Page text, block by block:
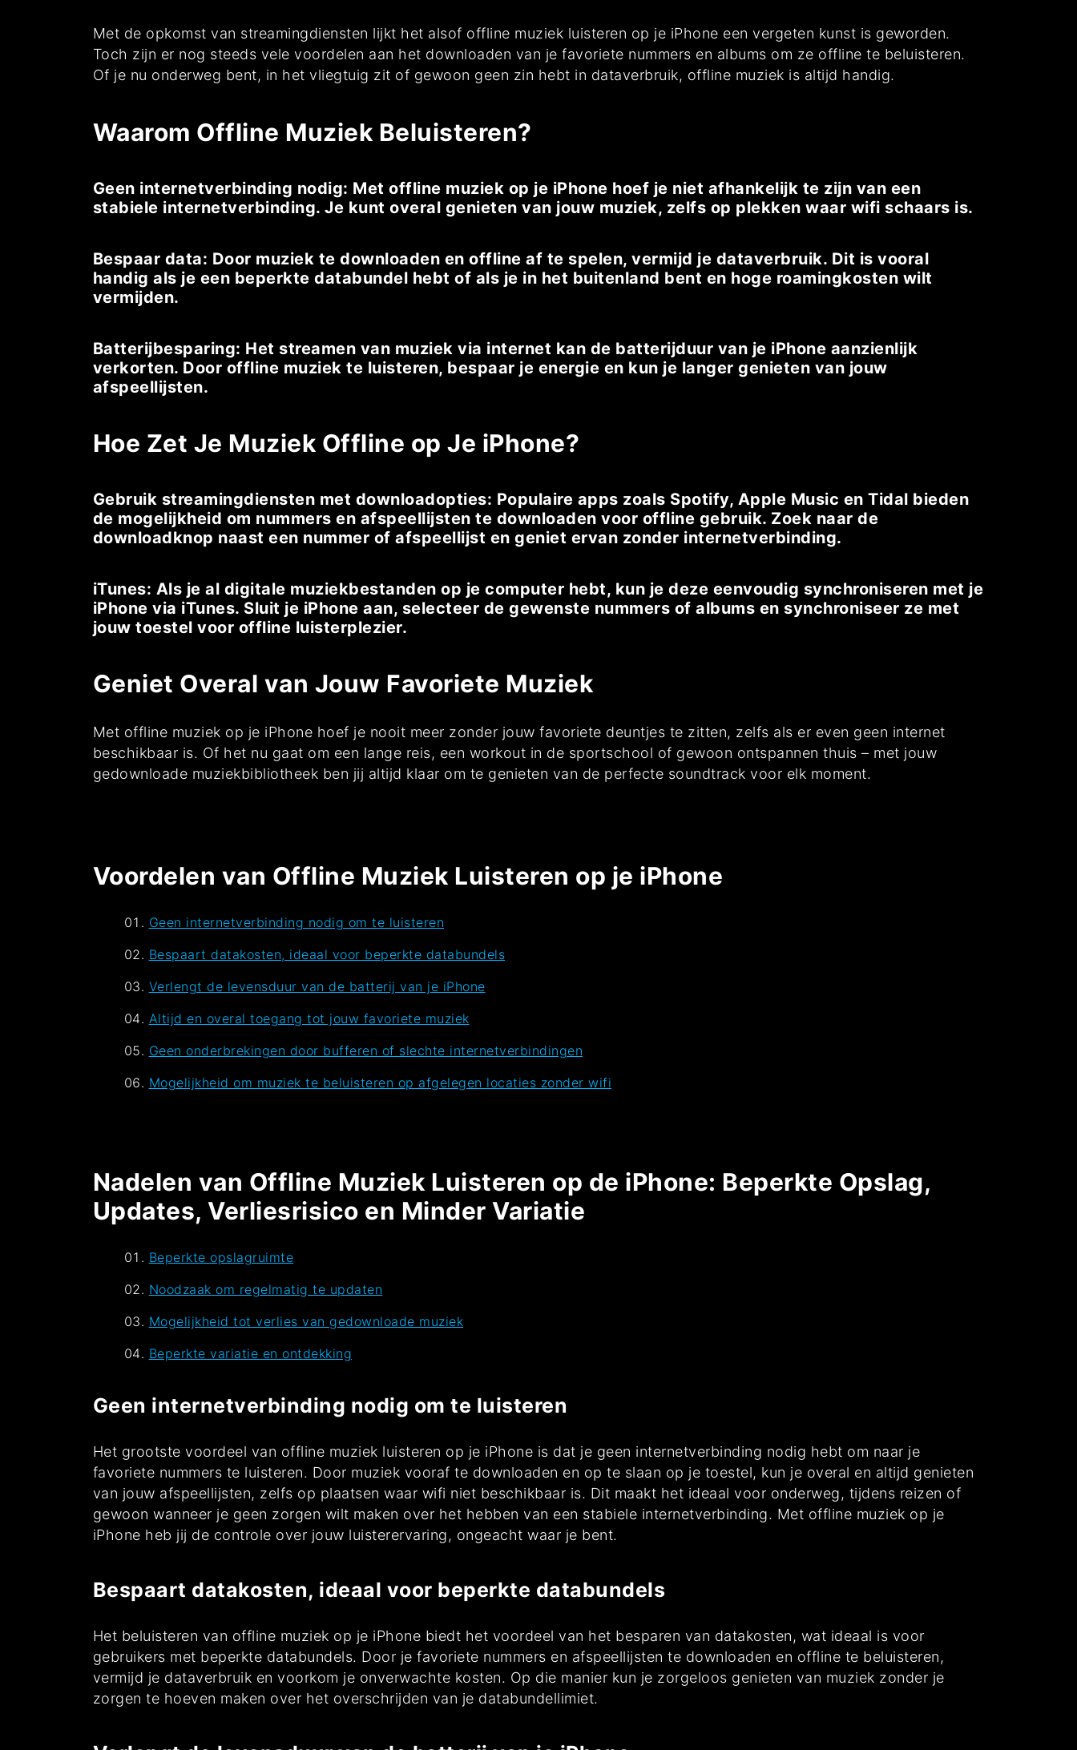
Met de opkomst van streamingdiensten lijkt het alsof offline muziek luisteren op je iPhone een vergeten kunst is geworden.
Toch zijn er nog steeds vele voordelen aan het downloaden van je favoriete nummers en albums om ze offline te beluisteren.
Of je nu onderweg bent, in het vliegtuig zit of gewoon geen zin hebt in dataverbruik, offline muziek is altijd handig.
Waarom Offline Muziek Beluisteren?
Geen internetverbinding nodig: Met offline muziek op je iPhone hoef je niet afhankelijk te zijn van een
stabiele internetverbinding. Je kunt overal genieten van jouw muziek, zelfs op plekken waar wifi schaars is.
Bespaar data: Door muziek te downloaden en offline af te spelen, vermijd je dataverbruik. Dit is vooral
handig als je een beperkte databundel hebt of als je in het buitenland bent en hoge roamingkosten wilt
vermijden.
Batterijbesparing: Het streamen van muziek via internet kan de batterijduur van je iPhone aanzienlijk
verkorten. Door offline muziek te luisteren, bespaar je energie en kun je langer genieten van jouw
afspeellijsten.
Hoe Zet Je Muziek Offline op Je iPhone?
Gebruik streamingdiensten met downloadopties: Populaire apps zoals Spotify, Apple Music en Tidal bieden
de mogelijkheid om nummers en afspeellijsten te downloaden voor offline gebruik. Zoek naar de
downloadknop naast een nummer of afspeellijst en geniet ervan zonder internetverbinding.
iTunes: Als je al digitale muziekbestanden op je computer hebt, kun je deze eenvoudig synchroniseren met je
iPhone via iTunes. Sluit je iPhone aan, selecteer de gewenste nummers of albums en synchroniseer ze met
jouw toestel voor offline luisterplezier.
Geniet Overal van Jouw Favoriete Muziek
Met offline muziek op je iPhone hoef je nooit meer zonder jouw favoriete deuntjes te zitten, zelfs als er even geen internet
beschikbaar is. Of het nu gaat om een lange reis, een workout in de sportschool of gewoon ontspannen thuis – met jouw
gedownloade muziekbibliotheek ben jij altijd klaar om te genieten van de perfecte soundtrack voor elk moment.
Voordelen van Offline Muziek Luisteren op je iPhone
Geen internetverbinding nodig om te luisteren
Bespaart datakosten, ideaal voor beperkte databundels
Verlengt de levensduur van de batterij van je iPhone
Altijd en overal toegang tot jouw favoriete muziek
Geen onderbrekingen door bufferen of slechte internetverbindingen
Mogelijkheid om muziek te beluisteren op afgelegen locaties zonder wifi
Nadelen van Offline Muziek Luisteren op de iPhone: Beperkte Opslag,
Updates, Verliesrisico en Minder Variatie
Beperkte opslagruimte
Noodzaak om regelmatig te updaten
Mogelijkheid tot verlies van gedownloade muziek
Beperkte variatie en ontdekking
Geen internetverbinding nodig om te luisteren
Het grootste voordeel van offline muziek luisteren op je iPhone is dat je geen internetverbinding nodig hebt om naar je
favoriete nummers te luisteren. Door muziek vooraf te downloaden en op te slaan op je toestel, kun je overal en altijd genieten
van jouw afspeellijsten, zelfs op plaatsen waar wifi niet beschikbaar is. Dit maakt het ideaal voor onderweg, tijdens reizen of
gewoon wanneer je geen zorgen wilt maken over het hebben van een stabiele internetverbinding. Met offline muziek op je
iPhone heb jij de controle over jouw luisterervaring, ongeacht waar je bent.
Bespaart datakosten, ideaal voor beperkte databundels
Het beluisteren van offline muziek op je iPhone biedt het voordeel van het besparen van datakosten, wat ideaal is voor
gebruikers met beperkte databundels. Door je favoriete nummers en afspeellijsten te downloaden en offline te beluisteren,
vermijd je dataverbruik en voorkom je onverwachte kosten. Op die manier kun je zorgeloos genieten van muziek zonder je
zorgen te hoeven maken over het overschrijden van je databundellimiet.